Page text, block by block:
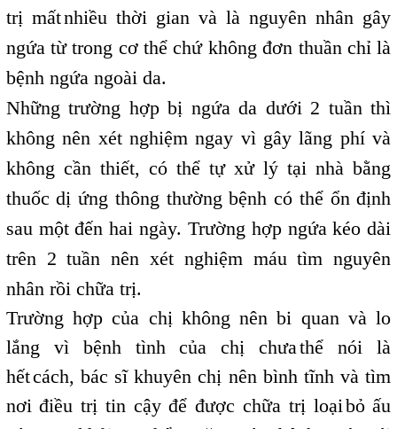
trị mất,nhiều thời gian và là nguyên nhân gây
ngứa từ trong cơ thể chứ không đơn thuần chỉ là
bệnh ngứa ngoài da.
Những trường hợp bị ngứa da dưới 2 tuần thì
không nên xét nghiệm ngay vì gây lãng phí và
không cần thiết, có thể tự xử lý tại nhà bằng
thuốc dị ứng thông thường bệnh có thể ổn định
sau một đến hai ngày. Trường hợp ngứa kéo dài
trên 2 tuần nên xét nghiệm máu tìm nguyên
nhân rồi chữa trị.
Trường hợp của chị không nên bi quan và lo
lắng vì bệnh tình của chị chưa ,thể nói là
hết, cách, bác sĩ khuyên chị nên bình tĩnh và tìm
nơi điều trị tin cậy để được chữa trị loại, bỏ ấu